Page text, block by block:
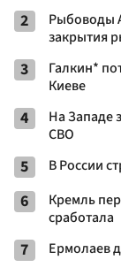
2
Рыбоводы
закрытия
3
Галкин*
Киеве
4
На Западе
СВО
5 В России
6
Кремль
сработала
7 Ермолаев